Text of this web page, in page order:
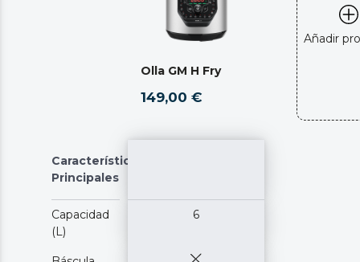
Olla GM H Fry
149,00 €
Añadir
Características
Principales
Capacidad
(L)
6